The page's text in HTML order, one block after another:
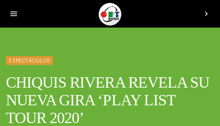
menu chevron_right
ESPECTÁCULOS
CHIQUIS RIVERA REVELA SU
NUEVA GIRA ‘PLAY LIST
TOUR 2020’